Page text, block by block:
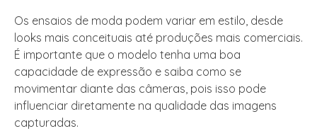
Os ensaios de moda podem variar em estilo, desde
looks mais conceituais até produções mais comerciais.
É importante que o modelo tenha uma boa
capacidade de expressão e saiba como se
movimentar diante das câmeras, pois isso pode
influenciar diretamente na qualidade das imagens
capturadas.